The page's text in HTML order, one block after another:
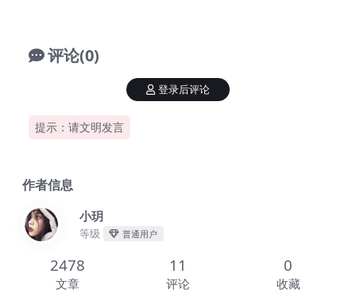
评论(0)
提示：请文明发言
登录后评论
作者信息
小玥
等级 普通用户
2478
文章
11
评论
0
收藏